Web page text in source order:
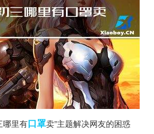
哪里有口罩卖”主题解决网友的困惑